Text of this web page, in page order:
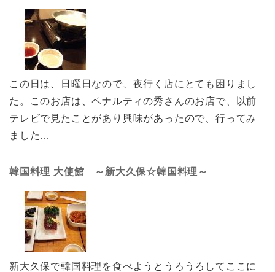
この日は、日曜日なので、夜行く店にとても困りまし
た。このお店は、ペナルティの秀さんのお店で、以前
テレビで見たことがあり興味があったので、行ってみ
ました…
韓国料理 大使館 ～新大久保☆韓国料理～
新大久保で韓国料理を食べようとうろうろしてここに